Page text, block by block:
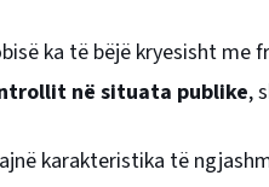
ka të bëjë kryesisht me
në situata publike,
karakteristika të